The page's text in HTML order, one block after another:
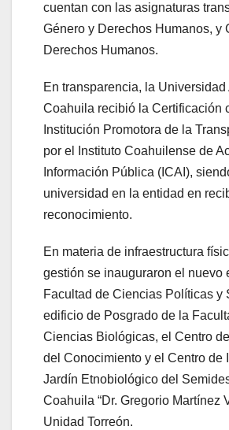
cuentan con las asignaturas
Género y Derechos Humanos, y
Derechos Humanos.
En transparencia, la
Coahuila recibió la Certificación
Institución Promotora de la
por el Instituto Coahuilense de
Información Pública (ICAI),
universidad en la entidad en
reconocimiento.
En materia de infraestructura
gestión se inauguraron el nuevo
Facultad de Ciencias Políticas y
edificio de Posgrado de la
Ciencias Biológicas, el Centro
del Conocimiento y el Centro de
Jardín Etnobiológico del
Coahuila “Dr. Gregorio Martínez
Unidad Torreón.